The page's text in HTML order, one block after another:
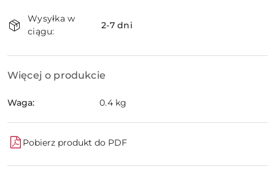
i
dostawa
Wysyłka w
ciągu:
2-7 dni
Więcej o produkcie
Waga: 0.4 kg
Pobierz produkt do PDF